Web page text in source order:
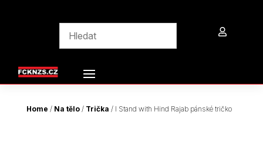

Home / Na tělo/ Trička / I Stand with Hind Rajab pánské tričko